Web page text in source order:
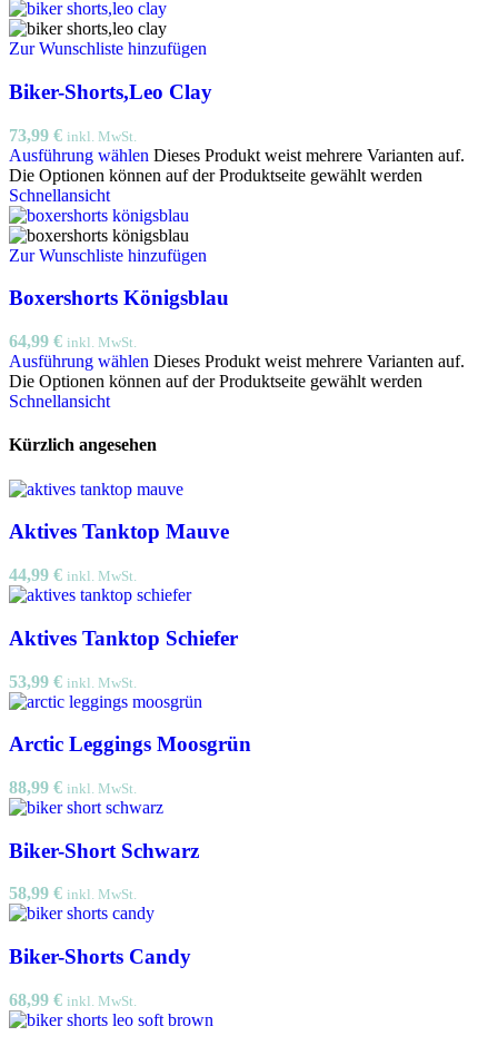
Zur Wunschliste hinzufügen
Biker-Shorts,Leo Clay
73,99 € inkl. MwSt.
Ausführung wählen Dieses Produkt weist mehrere Varianten auf.
Die Optionen können auf der Produktseite gewählt werden
Schnellansicht
Zur Wunschliste hinzufügen
Boxershorts Königsblau
64,99 € inkl. MwSt.
Ausführung wählen Dieses Produkt weist mehrere Varianten auf.
Die Optionen können auf der Produktseite gewählt werden
Schnellansicht
Kürzlich angesehen
Aktives Tanktop Mauve
44,99 € inkl. MwSt.
Aktives Tanktop Schiefer
53,99 € inkl. MwSt.
Arctic Leggings Moosgrün
88,99 € inkl. MwSt.
Biker-Short Schwarz
58,99 € inkl. MwSt.
Biker-Shorts Candy
68,99 € inkl. MwSt.